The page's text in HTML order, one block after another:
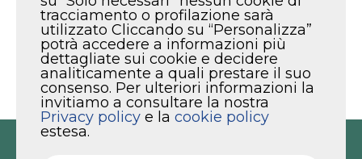
Compack Smart
Compack Easy/Twin
Compack Twin VSD
tracciamento o profilazione sarà
utilizzato Cliccando su “Personalizza”
potrà accedere a informazioni più
dettagliate sui cookie e decidere
analiticamente a quali prestare il suo
consenso. Per ulteriori informazioni la
invitiamo a consultare la nostra
Privacy policy e la cookie policy
estesa.